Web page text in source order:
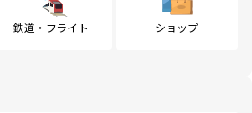
鉄道・フライト ショップ